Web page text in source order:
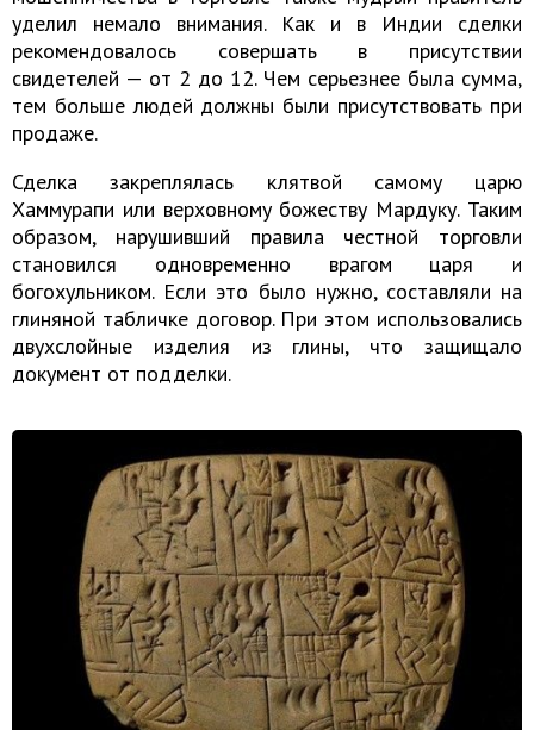
уделил немало внимания. Как и в Индии сделки
рекомендовалось совершать в присутствии
свидетелей — от 2 до 12. Чем серьезнее была сумма,
тем больше людей должны были присутствовать при
продаже.
Сделка закреплялась клятвой самому царю
Хаммурапи или верховному божеству Мардуку. Таким
образом, нарушивший правила честной торговли
становился одновременно врагом царя и
богохульником. Если это было нужно, составляли на
глиняной табличке договор. При этом использовались
двухслойные изделия из глины, что защищало
документ от подделки.